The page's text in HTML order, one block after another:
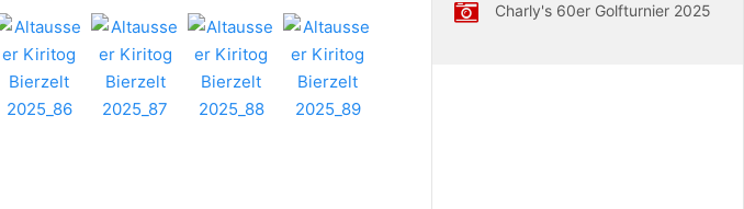
Charly's 60er Golfturnier 2025